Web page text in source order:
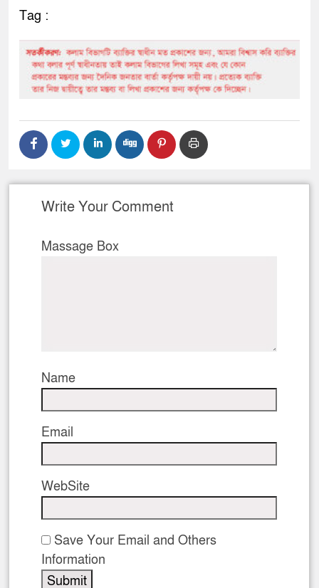
Tag :
Write Your Comment
Massage Box
Name
Email
WebSite
Save Your Email and Others
Information